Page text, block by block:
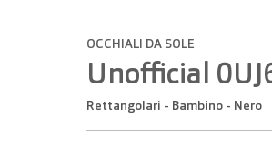
OCCHIALI DA SOLE
Unofficial
Rettangolari - Bambino - Nero